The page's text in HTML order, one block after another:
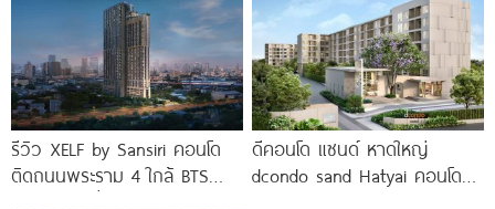
รีวิว XELF by Sansiri คอนโด
ติดถนนพระราม 4 ใกล้ BTS
ดีคอนโด แซนด์ หาดใหญ่
dcondo sand Hatyai คอนโด